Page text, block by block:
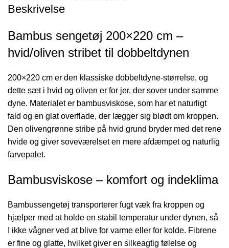
Beskrivelse
Bambus sengetøj 200×220 cm –
hvid/oliven stribet til dobbeltdynen
200×220 cm er den klassiske dobbeltdyne-størrelse, og
dette sæt i hvid og oliven er for jer, der sover under samme
dyne. Materialet er bambusviskose, som har et naturligt
fald og en glat overflade, der lægger sig blødt om kroppen.
Den olivengrønne stribe på hvid grund bryder med det rene
hvide og giver soveværelset en mere afdæmpet og naturlig
farvepalet.
Bambusviskose – komfort og indeklima
Bambussengetøj transporterer fugt væk fra kroppen og
hjælper med at holde en stabil temperatur under dynen, så
I ikke vågner ved at blive for varme eller for kolde. Fibrene
er fine og glatte, hvilket giver en silkeagtig følelse og